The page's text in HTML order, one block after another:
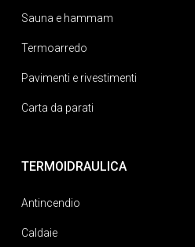
Sauna e hammam
Termoarredo
Pavimenti e rivestimenti
Carta da parati
TERMOIDRAULICA
Antincendio
Caldaie